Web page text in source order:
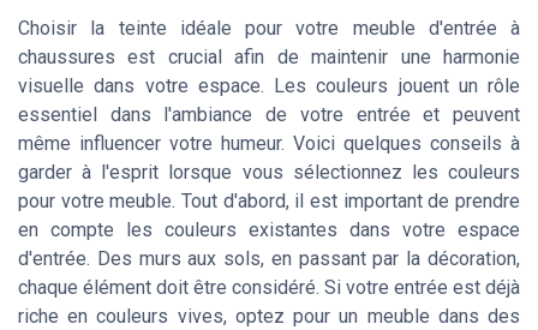
Choisir la teinte idéale pour votre meuble d'entrée à
chaussures est crucial afin de maintenir une harmonie
visuelle dans votre espace. Les couleurs jouent un rôle
essentiel dans l'ambiance de votre entrée et peuvent
même influencer votre humeur. Voici quelques conseils à
garder à l'esprit lorsque vous sélectionnez les couleurs
pour votre meuble. Tout d'abord, il est important de prendre
en compte les couleurs existantes dans votre espace
d'entrée. Des murs aux sols, en passant par la décoration,
chaque élément doit être considéré. Si votre entrée est déjà
riche en couleurs vives, optez pour un meuble dans des